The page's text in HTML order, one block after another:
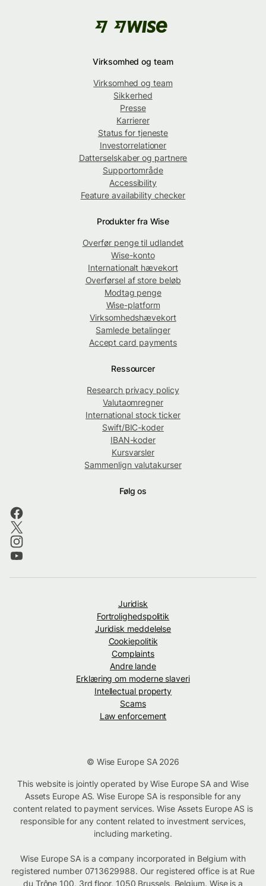
Virksomhed og team
Virksomhed og team
Sikkerhed
Presse
Karrierer
Status for tjeneste
Investorrelationer
Datterselskaber og partnere
Supportområde
Accessibility
Feature availability checker
Produkter fra Wise
Overfør penge til udlandet
Wise-konto
Internationalt hævekort
Overførsel af store beløb
Modtag penge
Wise-platform
Virksomhedshævekort
Samlede betalinger
Accept card payments
Ressourcer
Research privacy policy
Valutaomregner
International stock ticker
Swift/BIC-koder
IBAN-koder
Kursvarsler
Sammenlign valutakurser
Følg os
Juridisk
Fortrolighedspolitik
Juridisk meddelelse
Cookiepolitik
Complaints
Andre lande
Erklæring om moderne slaveri
Intellectual property
Scams
Law enforcement
© Wise Europe SA 2026
This website is jointly operated by Wise Europe SA and Wise
Assets Europe AS. Wise Europe SA is responsible for any
content related to payment services. Wise Assets Europe AS is
responsible for any content related to investment services,
including marketing.
Wise Europe SA is a company incorporated in Belgium with
registered number 0713629988. Our registered office is at Rue
du Trône 100, 3rd floor, 1050 Brussels, Belgium. Wise is a